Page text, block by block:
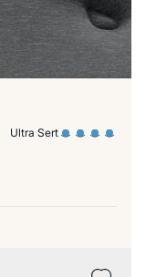
Ultra Sert